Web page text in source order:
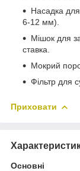
Насадка
6-12 мм).
Мішок для
ставка.
Мокрий
Фільтр для
Приховати
Основні